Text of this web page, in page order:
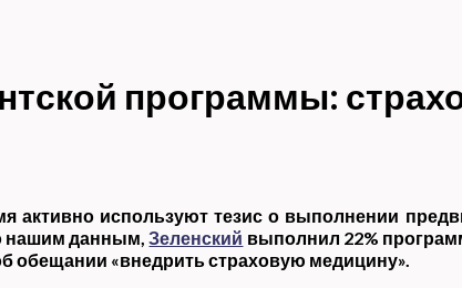
программы:
активно используют тезис о выполнении
нашим данным,Зеленский выполнил 22%
обещании «внедрить страховую медицину».